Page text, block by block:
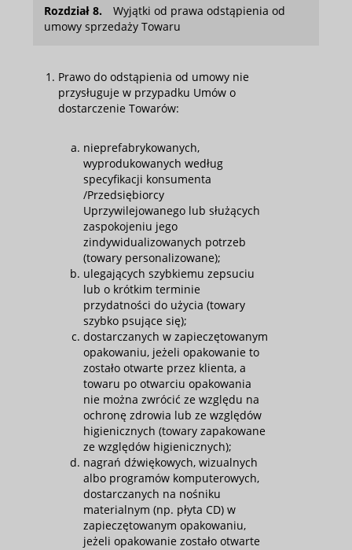
Rozdział 8.
Wyjątki od prawa odstąpienia od
umowy sprzedaży Towaru
Prawo do odstąpienia od umowy nie
przysługuje w przypadku Umów o
dostarczenie Towarów:
nieprefabrykowanych,
wyprodukowanych według
specyfikacji konsumenta
/Przedsiębiorcy
Uprzywilejowanego lub służących
zaspokojeniu jego
zindywidualizowanych potrzeb
(towary personalizowane);
ulegających szybkiemu zepsuciu
lub o krótkim terminie
przydatności do użycia (towary
szybko psujące się);
dostarczanych w zapieczętowanym
opakowaniu, jeżeli opakowanie to
zostało otwarte przez klienta, a
towaru po otwarciu opakowania
nie można zwrócić ze względu na
ochronę zdrowia lub ze względów
higienicznych (towary zapakowane
ze względów higienicznych);
nagrań dźwiękowych, wizualnych
albo programów komputerowych,
dostarczanych na nośniku
materialnym (np. płyta CD) w
zapieczętowanym opakowaniu,
jeżeli opakowanie zostało otwarte